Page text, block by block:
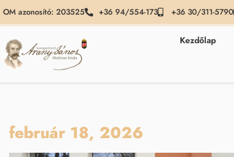
OM azonosító: 203525 +36 94/554-173 +36 30/311-5790
Kezdőlap
február 18, 2026